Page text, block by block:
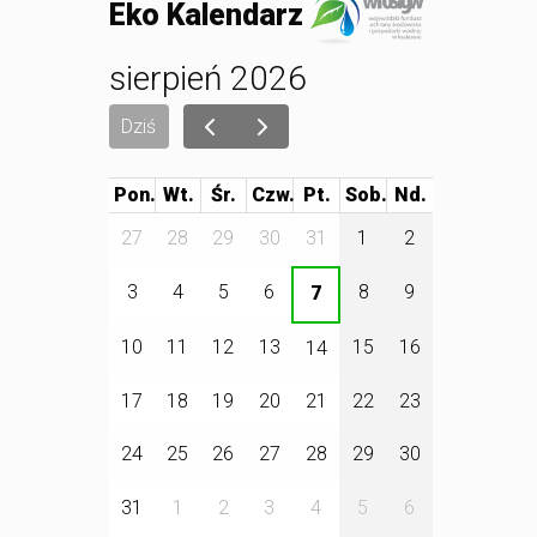
Eko Kalendarz
sierpień 2026
Dziś
Pon. Wt. Śr. Czw. Pt.
Sob.
27
28 29 30 31 1 2
3 4 5 6 7 8 9
10 11 12 13 14 15 16
17 18 19 20 21 22 23
24 25 26 27 28 29 30
31 1 2 3 4 5 6